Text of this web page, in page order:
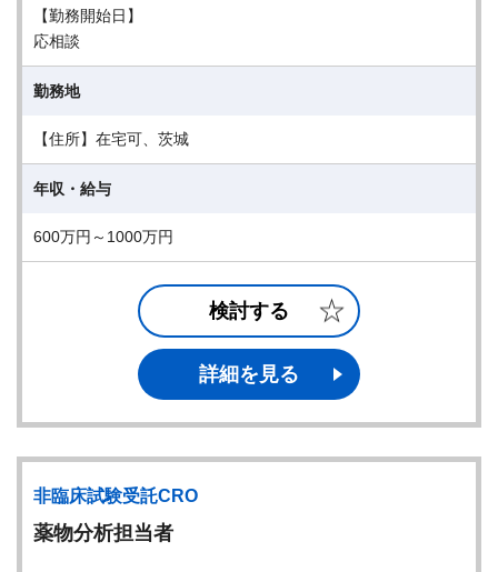
【勤務開始日】
応相談
勤務地
【住所】在宅可、茨城
年収・給与
600万円～1000万円
検討する
詳細を見る
非臨床試験受託CRO
薬物分析担当者